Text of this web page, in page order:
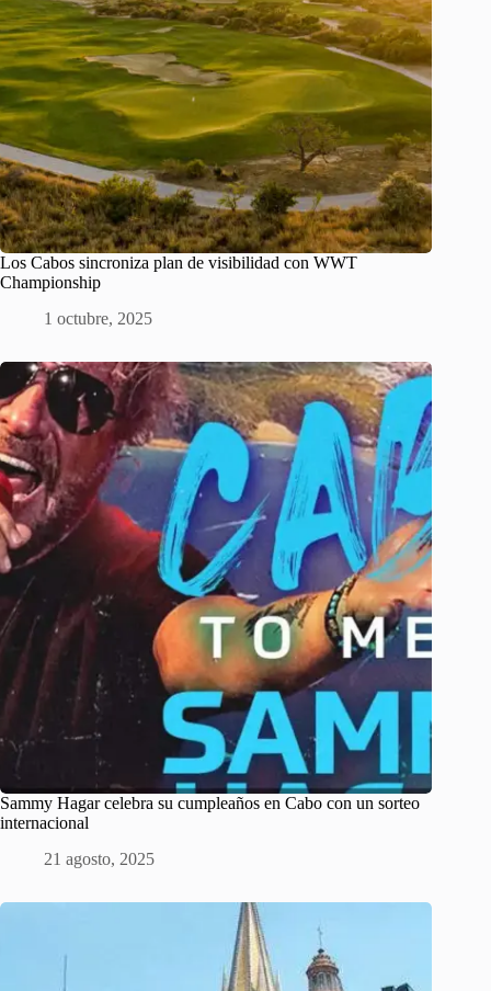
Los Cabos sincroniza plan de visibilidad con WWT
Championship
1 octubre, 2025
Sammy Hagar celebra su cumpleaños en Cabo con un sorteo
internacional
21 agosto, 2025